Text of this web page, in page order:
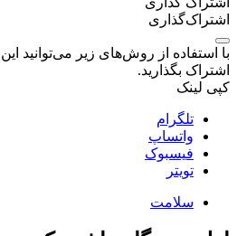
اشتراک‌گذاری
با استفاده از روش‌های زیر می‌توانید
اشتراک بگذارید.
کپی لینک
تلگرام
واتساپ
فیسبوک
تویتر
سلامت